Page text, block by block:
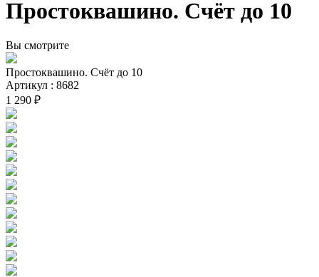
Простоквашино. Счёт до 10
Вы смотрите
Простоквашино. Счёт до 10
Артикул : 8682
1 290 ₽